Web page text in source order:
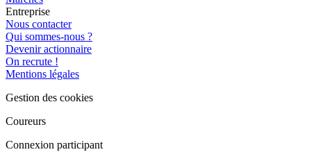
Entreprise
Nous contacter
Qui sommes-nous ?
Devenir actionnaire
On recrute !
Mentions légales
Gestion des cookies
Coureurs
Connexion participant